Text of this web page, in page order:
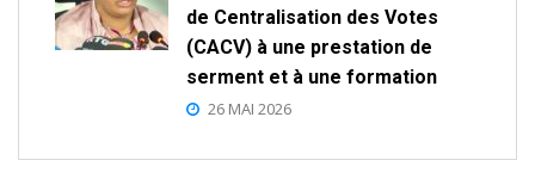
de Centralisation des Votes
(CACV) à une prestation de
serment et à une formation
26 MAI 2026